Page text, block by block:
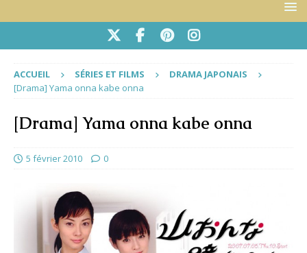
ACCUEIL SÉRIES ET FILMS
DRAMA JAPONAIS
[Drama] Yama onna kabe onna
[Drama] Yama onna kabe onna
5 février 2010 0